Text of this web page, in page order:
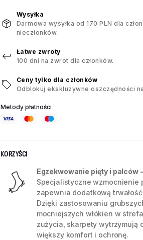
Wysyłka
Darmowa wysyłka od 170 PLN dla
nieczłonków.
Łatwe zwroty
100 dni na zwrot dla członków.
Ceny tylko dla członków
Odblokuj ekskluzywne oszczędności
Metody płatności
KORZYŚCI
Egzekwowanie pięty i palców
Specjalistyczne wzmocnienie
zapewnia dodatkową
Dzięki zastosowaniu
mocniejszych włókien w
zużycia, skarpety wytrzymują
większy komfort i ochronę.